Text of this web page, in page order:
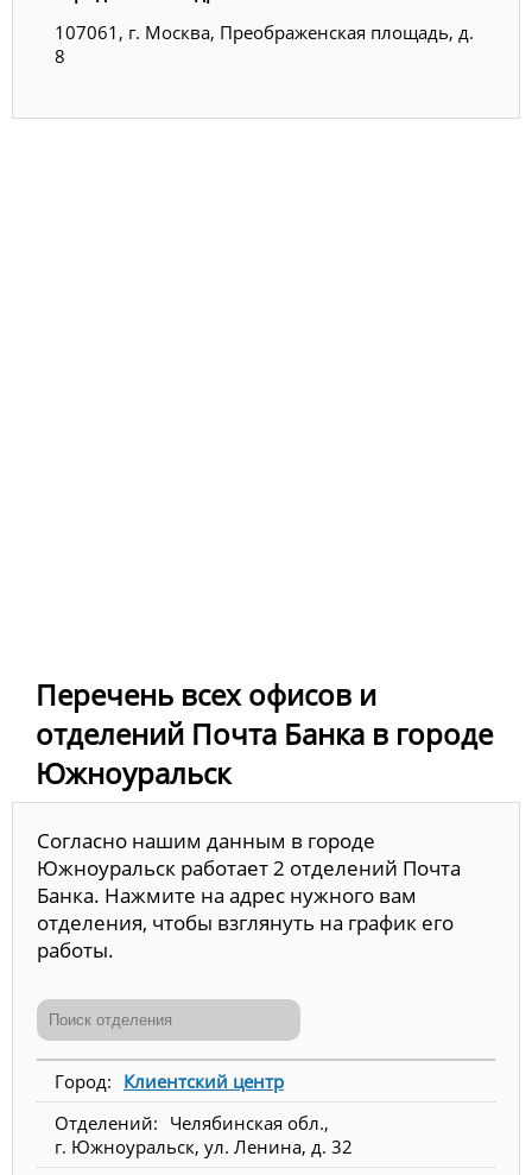
107061, г. Москва, Преображенская площадь, д.
8
Перечень всех офисов и
отделений Почта Банка в городе
Южноуральск
Согласно нашим данным в городе
Южноуральск работает 2 отделений Почта
Банка. Нажмите на адрес нужного вам
отделения, чтобы взглянуть на график его
работы.
Клиентский центр
Челябинская обл.,
г. Южноуральск, ул. Ленина, д. 32